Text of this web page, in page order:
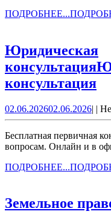
ПОДРОБНЕЕ...
Юридическая
консультация
консультация
02.06.202602.06.2026| |
Бесплатная первичная консультация по любым правовым
вопросам. Онлайн и в
ПОДРОБНЕЕ...
Земельное